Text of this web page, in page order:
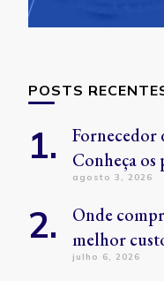
POSTS
Fornecedor
Conheça
agosto 3, 2026
Onde
melhor
julho 6, 2026